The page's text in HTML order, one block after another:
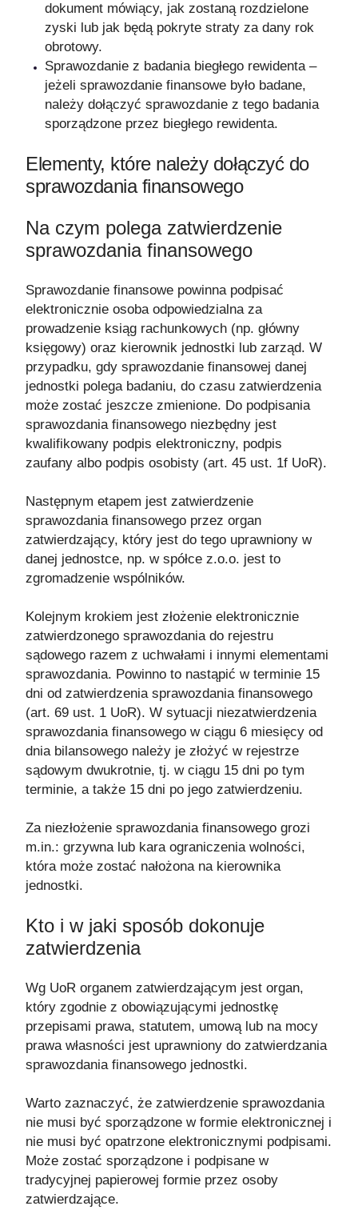
dokument mówiący, jak zostaną rozdzielone
zyski lub jak będą pokryte straty za dany rok
obrotowy.
Sprawozdanie z badania biegłego rewidenta –
jeżeli sprawozdanie finansowe było badane,
należy dołączyć sprawozdanie z tego badania
sporządzone przez biegłego rewidenta.
Elementy, które należy dołączyć do
sprawozdania finansowego
Na czym polega zatwierdzenie
sprawozdania finansowego
Sprawozdanie finansowe powinna podpisać
elektronicznie osoba odpowiedzialna za
prowadzenie ksiąg rachunkowych (np. główny
księgowy) oraz kierownik jednostki lub zarząd. W
przypadku, gdy sprawozdanie finansowej danej
jednostki polega badaniu, do czasu zatwierdzenia
może zostać jeszcze zmienione. Do podpisania
sprawozdania finansowego niezbędny jest
kwalifikowany podpis elektroniczny, podpis
zaufany albo podpis osobisty (art. 45 ust. 1f UoR).
Następnym etapem jest zatwierdzenie
sprawozdania finansowego przez organ
zatwierdzający, który jest do tego uprawniony w
danej jednostce, np. w spółce z.o.o. jest to
zgromadzenie wspólników.
Kolejnym krokiem jest złożenie elektronicznie
zatwierdzonego sprawozdania do rejestru
sądowego razem z uchwałami i innymi elementami
sprawozdania. Powinno to nastąpić w terminie 15
dni od zatwierdzenia sprawozdania finansowego
(art. 69 ust. 1 UoR). W sytuacji niezatwierdzenia
sprawozdania finansowego w ciągu 6 miesięcy od
dnia bilansowego należy je złożyć w rejestrze
sądowym dwukrotnie, tj. w ciągu 15 dni po tym
terminie, a także 15 dni po jego zatwierdzeniu.
Za niezłożenie sprawozdania finansowego grozi
m.in.: grzywna lub kara ograniczenia wolności,
która może zostać nałożona na kierownika
jednostki.
Kto i w jaki sposób dokonuje
zatwierdzenia
Wg UoR organem zatwierdzającym jest organ,
który zgodnie z obowiązującymi jednostkę
przepisami prawa, statutem, umową lub na mocy
prawa własności jest uprawniony do zatwierdzania
sprawozdania finansowego jednostki.
Warto zaznaczyć, że zatwierdzenie sprawozdania
nie musi być sporządzone w formie elektronicznej i
nie musi być opatrzone elektronicznymi podpisami.
Może zostać sporządzone i podpisane w
tradycyjnej papierowej formie przez osoby
zatwierdzające.